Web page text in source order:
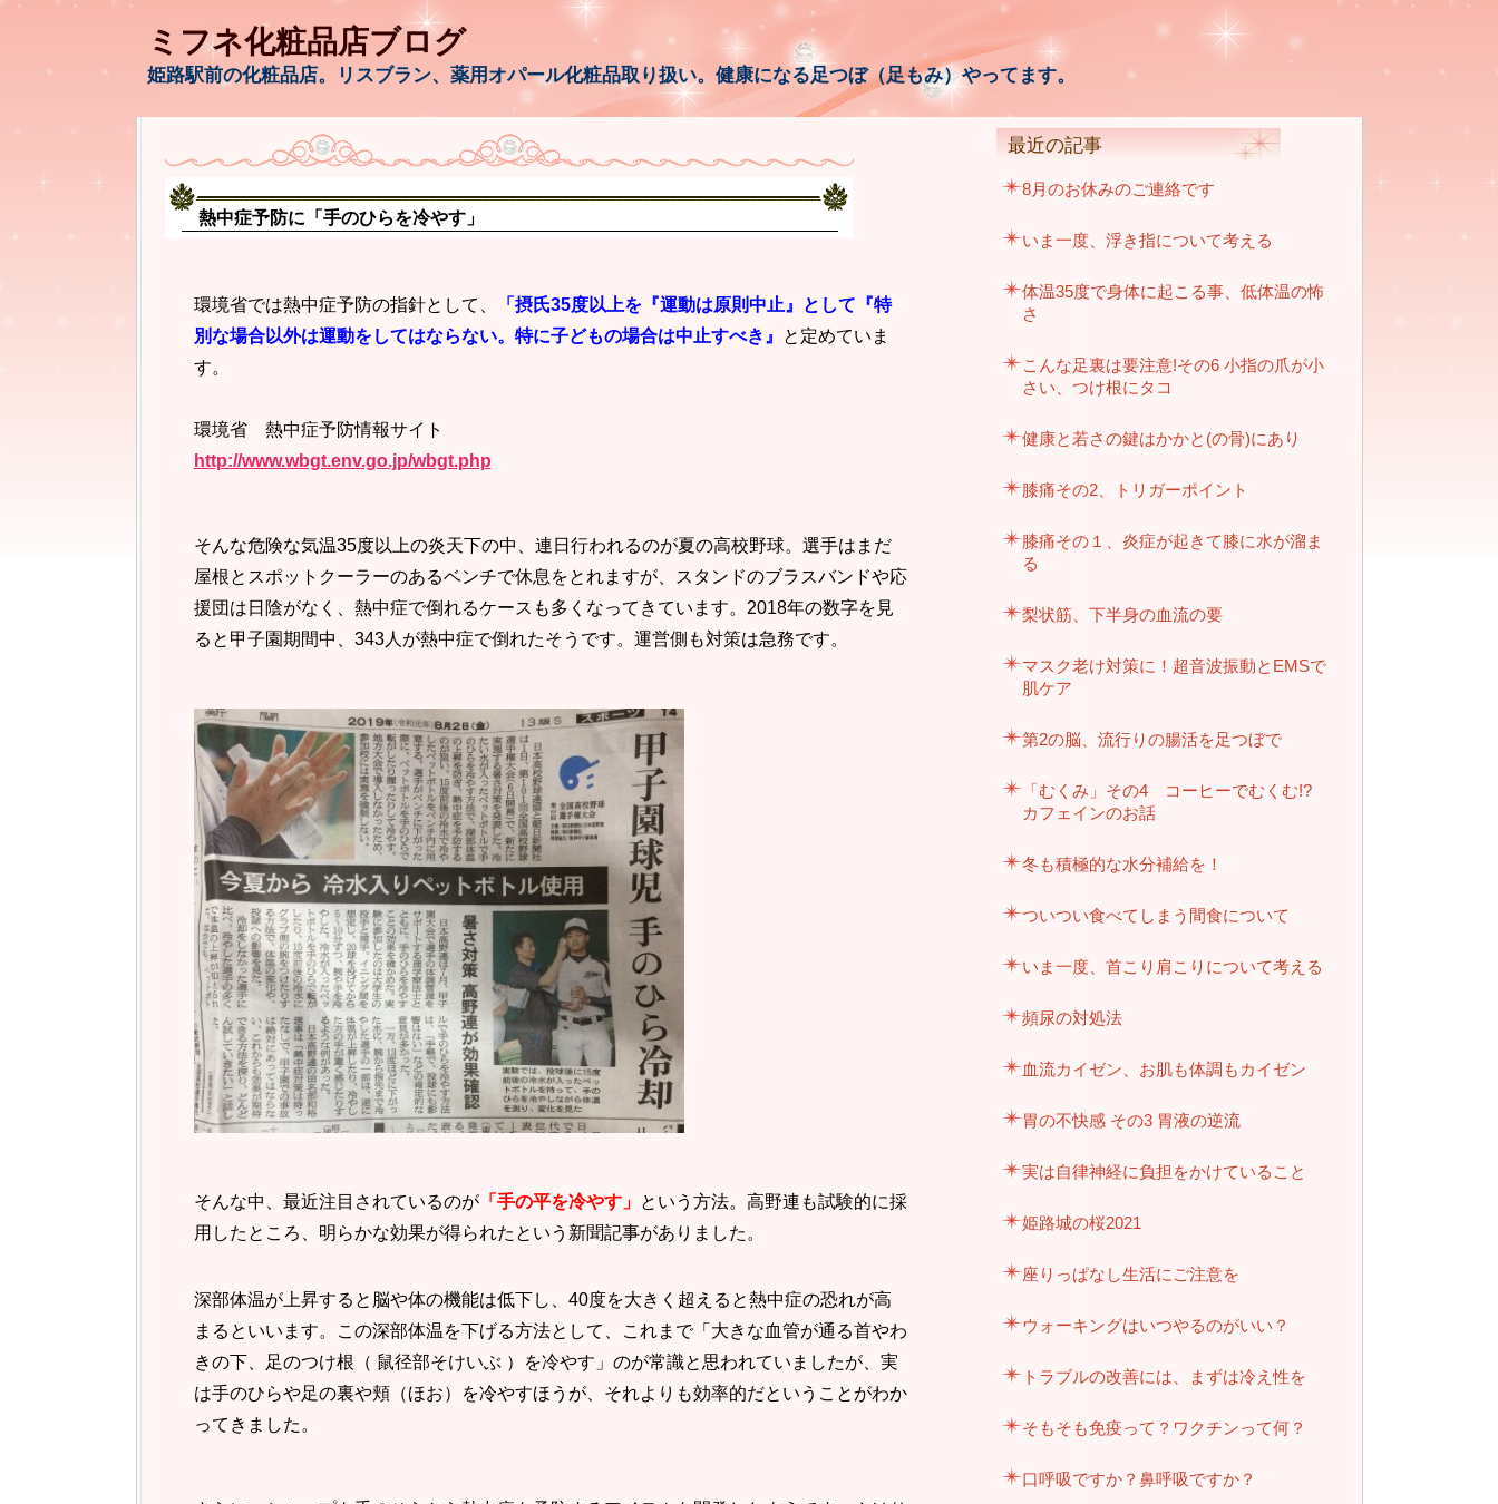
ミフネ化粧品店ブログ
姫路駅前の化粧品店。リスブラン、薬用オパール化粧品取り扱い。健康になる足つぼ（足もみ）やってます。
熱中症予防に「手のひらを冷やす」
環境省では熱中症予防の指針として、
「摂氏35度以上を『運動は原則中止』として『特
別な場合以外は運動をしてはならない。特に子どもの場合は中止すべき』
と定めていま
す。
環境省 熱中症予防情報サイト
http://www.wbgt.env.go.jp/wbgt.php
そんな危険な気温35度以上の炎天下の中、連日行われるのが夏の高校野球。選手はまだ
屋根とスポットクーラーのあるベンチで休息をとれますが、スタンドのブラスバンドや応
援団は日陰がなく、熱中症で倒れるケースも多くなってきています。2018年の数字を見
ると甲子園期間中、343人が熱中症で倒れたそうです。運営側も対策は急務です。
そんな中、最近注目されているのが「手の平を冷やす」 という方法。高野連も試験的に採
用したところ、明らかな効果が得られたという新聞記事がありました。
深部体温が上昇すると脳や体の機能は低下し、40度を大きく超えると熱中症の恐れが高
まるといいます。この深部体温を下げる方法として、これまで「大きな血管が通る首やわ
きの下、足のつけ根（ 鼠径部そけいぶ ）を冷やす」のが常識と思われていましたが、実
は手のひらや足の裏や頬（ほお）を冷やすほうが、それよりも効率的だということがわか
ってきました。
最近の記事
8月のお休みのご連絡です
いま一度、浮き指について考える
体温35度で身体に起こる事、低体温の怖
さ
こんな足裏は要注意!その6 小指の爪が小
さい、つけ根にタコ
健康と若さの鍵はかかと(の骨)にあり
膝痛その2、トリガーポイント
膝痛その１、炎症が起きて膝に水が溜ま
る
梨状筋、下半身の血流の要
マスク老け対策に！超音波振動とEMSで
肌ケア
第2の脳、流行りの腸活を足つぼで
「むくみ」その4 コーヒーでむくむ!?
カフェインのお話
冬も積極的な水分補給を！
ついつい食べてしまう間食について
いま一度、首こり肩こりについて考える
頻尿の対処法
血流カイゼン、お肌も体調もカイゼン
胃の不快感 その3 胃液の逆流
実は自律神経に負担をかけていること
姫路城の桜2021
座りっぱなし生活にご注意を
ウォーキングはいつやるのがいい？
トラブルの改善には、まずは冷え性を
そもそも免疫って？ワクチンって何？
口呼吸ですか？鼻呼吸ですか？